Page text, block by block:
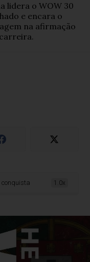
lidera o WOW 30
e encara o
na afirmação
‘Quando eu ganhar
1.0x